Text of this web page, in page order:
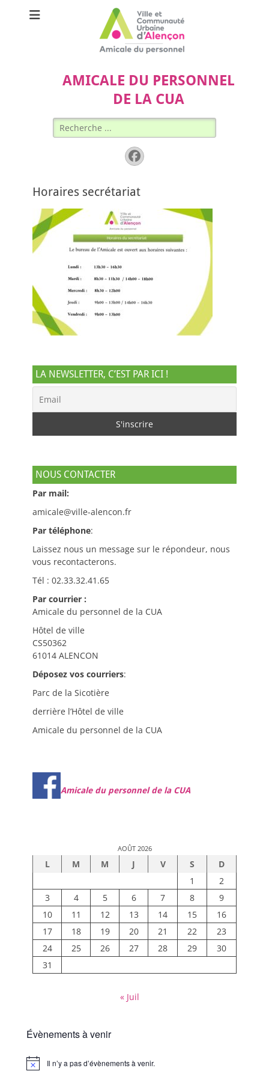
AMICALE DU PERSONNEL
DE LA CUA
Rechercher :
Facebook
Horaires secrétariat
LA NEWSLETTER, C’EST PAR ICI !
NOUS CONTACTER
Par mail:
amicale@ville-alencon.fr
Par téléphone:
Laissez nous un message sur le répondeur, nous
vous recontacterons.
Tél : 02.33.32.41.65
Par courrier :
Amicale du personnel de la CUA
Hôtel de ville
CS50362
61014 ALENCON
Déposez vos courriers:
Parc de la Sicotière
derrière l’Hôtel de ville
Amicale du personnel de la CUA
Amicale du personnel de la CUA
AOÛT 2026
L M M J V S
D
1
2
3
4 5 6 7 8
9
10
11 12 13 14 15
16
17
18 19 20 21 22
23
24
25 26 27 28 29
30
31
« Juil
Évènements à venir
Notice Il n’y a pas d’évènements à venir.